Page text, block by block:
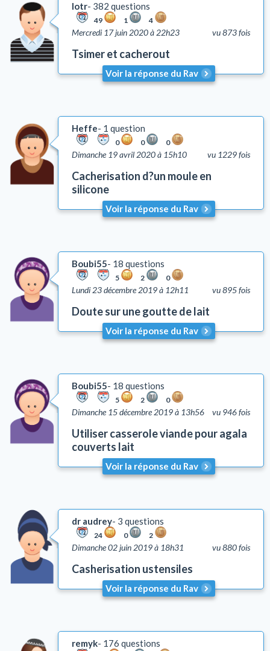
lotr 382 questions
49 1 4
vu 873 fois
Mercredi 17 juin 2020 à 22h23
Tsimer et cacherout
Voir la réponse du Rav
Heffe 1 question
0 0 0
vu 1229 fois
Dimanche 19 avril 2020 à 15h10
Cacherisation d?un moule en
silicone
Voir la réponse du Rav
Boubi55 18 questions
5 2 0
vu 895 fois
Lundi 23 décembre 2019 à 12h11
Doute sur une goutte de lait
Voir la réponse du Rav
Boubi55 18 questions
5 2 0
vu 946 fois
Dimanche 15 décembre 2019 à 13h56
Utiliser casserole viande pour agala
couverts lait
Voir la réponse du Rav
dr audrey 3 questions
24 0 2
vu 880 fois
Dimanche 02 juin 2019 à 18h31
Casherisation ustensiles
Voir la réponse du Rav
remyk 176 questions